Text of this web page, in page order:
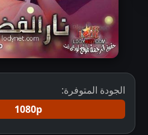
الجودة المتوفرة:
1080p